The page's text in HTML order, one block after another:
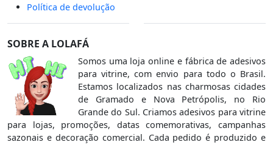
Política de devolução
SOBRE A LOLAFÁ
Somos uma loja online e fábrica de adesivos
para vitrine, com envio para todo o Brasil.
Estamos localizados nas charmosas cidades
de Gramado e Nova Petrópolis, no Rio
Grande do Sul. Criamos adesivos para vitrine
para lojas, promoções, datas comemorativas, campanhas
sazonais e decoração comercial. Cada pedido é produzido e